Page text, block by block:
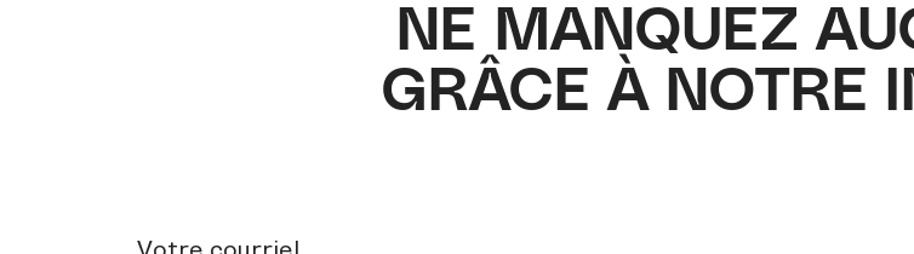
NE MANQUEZ
GRÂCE À NOTRE